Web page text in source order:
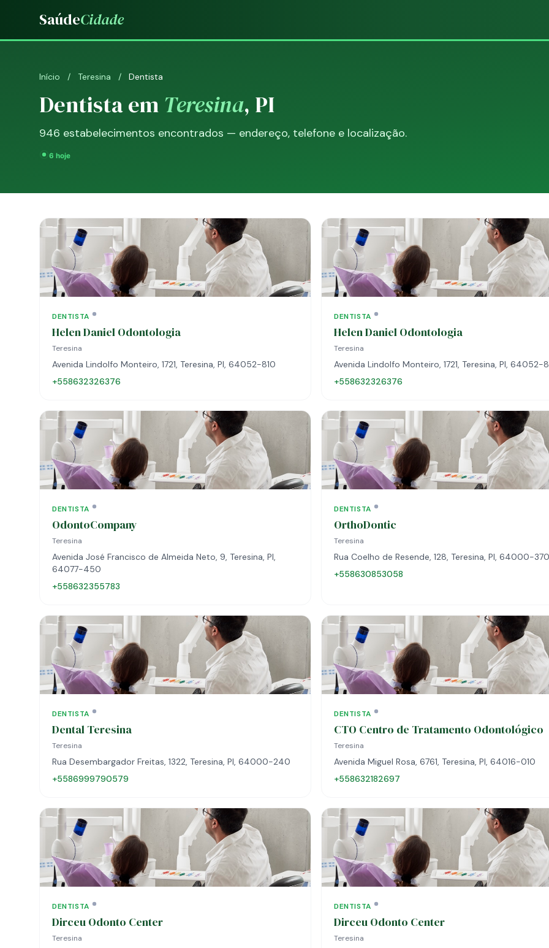
SaúdeCidade
Início / Teresina / Dentista
Dentista em Teresina, PI
946 estabelecimentos encontrados — endereço, telefone e localização.
DENTISTA
Helen Daniel Odontologia
Teresina
Avenida Lindolfo Monteiro, 1721, Teresina, PI, 64052-810
+558632326376
DENTISTA
Helen Daniel Odontologia
Teresina
Avenida Lindolfo Monteiro, 1721, Teresina, PI, 64052-
+558632326376
DENTISTA
OdontoCompany
Teresina
Avenida José Francisco de Almeida Neto, 9, Teresina, PI,
64077-450
+558632355783
DENTISTA
OrthoDontic
Teresina
Rua Coelho de Resende, 128, Teresina, PI, 64000-370
+558630853058
DENTISTA
Dental Teresina
Teresina
Rua Desembargador Freitas, 1322, Teresina, PI, 64000-240
+5586999790579
DENTISTA
CTO Centro de Tratamento Odontológico
Teresina
Avenida Miguel Rosa, 6761, Teresina, PI, 64016-010
+558632182697
DENTISTA
Dirceu Odonto Center
Teresina
DENTISTA
Dirceu Odonto Center
Teresina